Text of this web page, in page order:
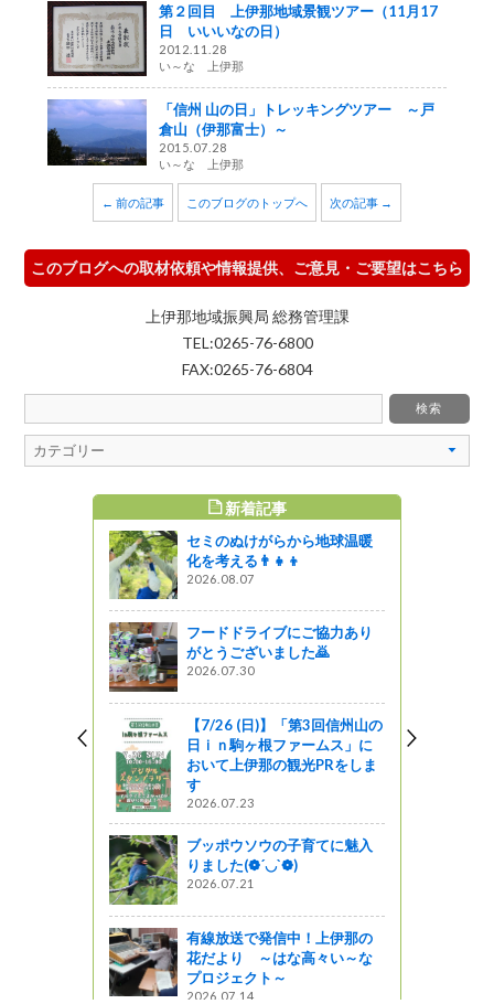
第２回目 上伊那地域景観ツアー（11月17
日 いいいなの日）
2012.11.28
い～な 上伊那
「信州 山の日」トレッキングツアー ～戸
倉山（伊那富士）～
2015.07.28
い～な 上伊那
← 前の記事 このブログのトップへ 次の記事 →
このブログへの取材依頼や情報提供、ご意見・ご要望はこちら
上伊那地域振興局 総務管理課
TEL:0265-76-6800
FAX:0265-76-6804
新着記事
セミのぬけがらから地球温暖
化を考える👨‍👧‍👦
2026.08.07
フードドライブにご協力あり
がとうございました🙇
2026.07.30
【7/26 (日)】「第3回信州山の
日ｉｎ駒ヶ根ファームス」に
おいて上伊那の観光PRをしま
す
2026.07.23
ブッポウソウの子育てに魅入
りました(❁´◡`❁)
2026.07.21
有線放送で発信中！上伊那の
花だより ～はな高々い～な
プロジェクト～
2026.07.14